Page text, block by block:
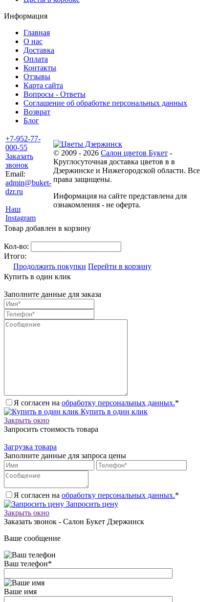
Информация
Главная
О нас
Доставка
Оплата
Контакты
Отзывы
Карта сайта
Вопросы - Ответы
Соглашение об обработке персональных данных
Возврат
Блог
+7-952-77-
000-55
Заказать
звонок
Email:
admin@buket-
dzr.ru
Наш
Instagram
© 2009 - 2026 Салон цветов Букет -
Круглосуточная доставка цветов в в
Дзержинске и Нижегородской области. Все
права защищены.
Информация на сайте представлена для
ознакомления - не оферта.
Товар добавлен в корзину
Кол-во:
Итого:
Продолжить покупки Перейти в корзину
Купить в один клик
Заполните данные для заказа
Я согласен на обработку персональных данных.*
Купить в один клик
Закрыть окно
Запросить стоимость товара
Загрузка товара
Заполните данные для запроса цены
Я согласен на обработку персональных данных.*
Запросить цену
Закрыть окно
Заказать звонок - Салон Букет Дзержинск
Ваше сообщение
Ваш телефон*
Ваше имя